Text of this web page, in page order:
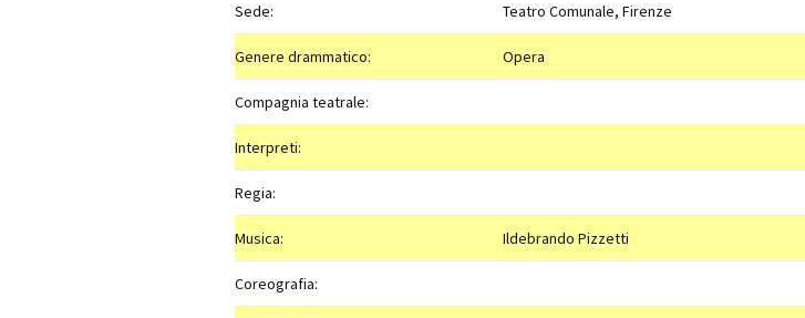
Sede: Teatro Comunale, Firenze
Genere drammatico: Opera
Compagnia teatrale:
Interpreti:
Regia:
Musica: Ildebrando Pizzetti
Coreografia: